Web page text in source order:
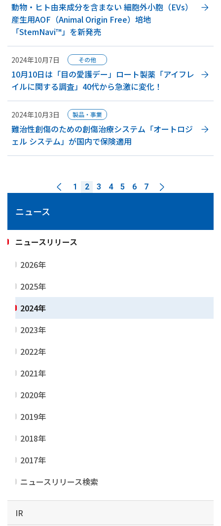
動物・ヒト由来成分を含まない 細胞外小胞（EVs）
産生用AOF（Animal Origin Free）培地
「StemNavi™」を新発売
2024年10月7日 その他
10月10日は「目の愛護デー」ロート製薬「アイフレ
イルに関する調査」40代から急激に変化！
2024年10月3日 製品・事業
難治性創傷のための創傷治療システム「オートロジ
ェル システム」が国内で保険適用
1 2 3 4 5 6 7
ニュース
ニュースリリース
2026年
2025年
2024年
2023年
2022年
2021年
2020年
2019年
2018年
2017年
ニュースリリース検索
IR